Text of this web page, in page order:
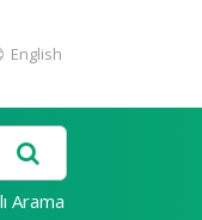
English
Arama